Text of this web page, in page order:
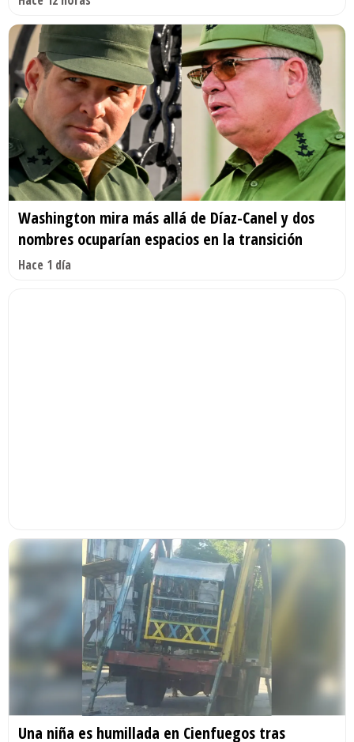
Washington mira más allá de Díaz-Canel y dos
nombres ocuparían espacios en la transición
Hace 1 día
Una niña es humillada en Cienfuegos tras